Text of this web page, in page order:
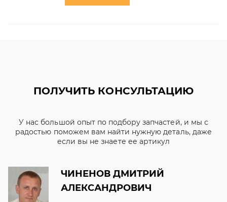
ПОЛУЧИТЬ КОНСУЛЬТАЦИЮ
У нас большой опыт по подбору запчастей, и мы с
радостью поможем вам найти нужную деталь, даже
если вы не знаете ее артикул
ЧИНЕНОВ ДМИТРИЙ
АЛЕКСАНДРОВИЧ